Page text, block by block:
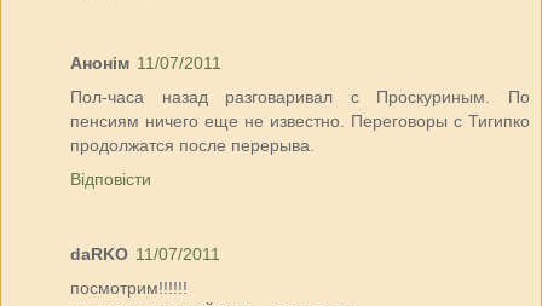
Анонім 11/07/2011
Пол-часа назад разговаривал с Проскуриным. По
пенсиям ничего еще не известно. Переговоры с Тигипко
продолжатся после перерыва.
Відповісти
daRKO 11/07/2011
посмотрим!!!!!!